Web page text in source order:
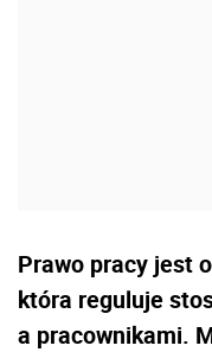
Prawo pracy jest
która reguluje
a pracownikami.